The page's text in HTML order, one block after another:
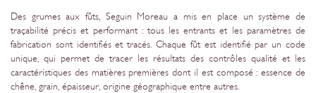
Des grumes aux fûts, Seguin Moreau a mis en place un système de
traçabilité précis et performant : tous les entrants et les paramètres de
fabrication sont identifiés et tracés. Chaque fût est identifié par un code
unique, qui permet de tracer les résultats des contrôles qualité et les
caractéristiques des matières premières dont il est composé : essence de
chêne, grain, épaisseur, origine géographique entre autres.